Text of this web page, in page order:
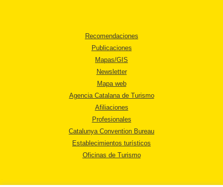
Recomendaciones
Publicaciones
Mapas/GIS
Newsletter
Mapa web
Agencia Catalana de Turismo
Afiliaciones
Profesionales
Catalunya Convention Bureau
Establecimientos turísticos
Oficinas de Turismo